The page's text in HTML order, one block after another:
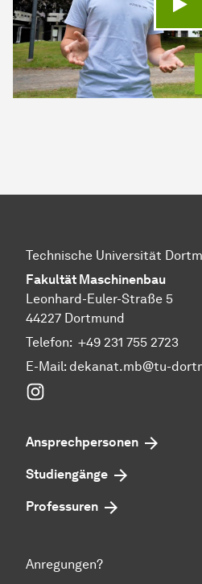
Technische Universität
Fakultät Maschinenbau
Leonhard-Euler-Straße 5
44227 Dortmund
Telefon: +49 231 755 2723
E-Mail: dekanat.mb@tu-
Ansprechpersonen
Studiengänge
Professuren
Anregungen?